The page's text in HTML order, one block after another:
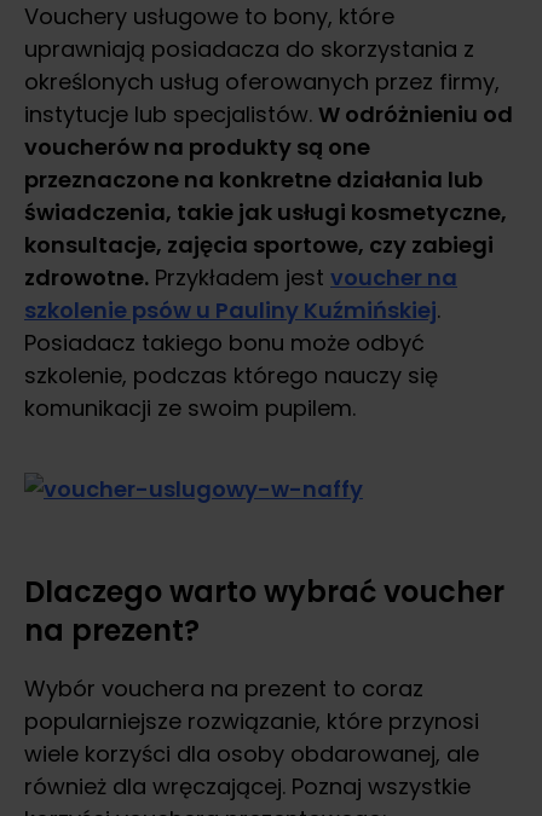
Vouchery usługowe to bony, które
uprawniają posiadacza do skorzystania z
określonych usług oferowanych przez firmy,
instytucje lub specjalistów. W odróżnieniu od
voucherów na produkty są one
przeznaczone na konkretne działania lub
świadczenia, takie jak usługi kosmetyczne,
konsultacje, zajęcia sportowe, czy zabiegi
zdrowotne. Przykładem jest voucher na
szkolenie psów u Pauliny Kuźmińskiej.
Posiadacz takiego bonu może odbyć
szkolenie, podczas którego nauczy się
komunikacji ze swoim pupilem.
Dlaczego warto wybrać voucher
na prezent?
Wybór vouchera na prezent to coraz
popularniejsze rozwiązanie, które przynosi
wiele korzyści dla osoby obdarowanej, ale
również dla wręczającej. Poznaj wszystkie